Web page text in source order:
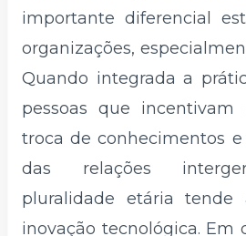
importante diferencial
organizações,
Quando integrada a
pessoas que incentivam
troca de conhecimentos
das relações
pluralidade etária tende
inovação tecnológica. Em